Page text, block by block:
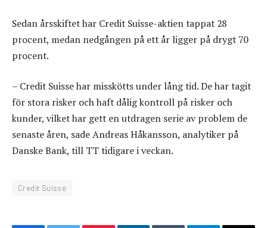
Sedan årsskiftet har Credit Suisse-aktien tappat 28
procent, medan nedgången på ett år ligger på drygt 70
procent.
– Credit Suisse har misskötts under lång tid. De har tagit
för stora risker och haft dålig kontroll på risker och
kunder, vilket har gett en utdragen serie av problem de
senaste åren, sade Andreas Håkansson, analytiker på
Danske Bank, till TT tidigare i veckan.
Credit Suisse